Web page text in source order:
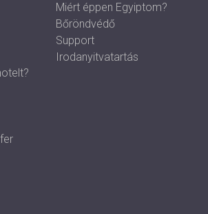
Miért éppen Egyiptom?
Bőröndvédő
Support
Irodanyitvatartás